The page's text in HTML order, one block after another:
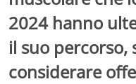
2024 hanno
il suo percorso,
considerare